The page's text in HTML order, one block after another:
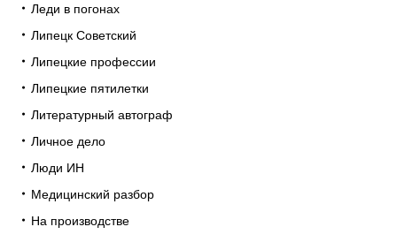
Леди в погонах
Липецк Советский
Липецкие профессии
Липецкие пятилетки
Литературный автограф
Личное дело
Люди ИН
Медицинский разбор
На производстве